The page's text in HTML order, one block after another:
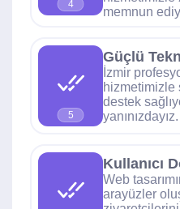
4
memnun
5
Güçlü
İzmir
hizmetimizle
destek
yanınızdayız.
Kullanıcı
Web
arayüzler